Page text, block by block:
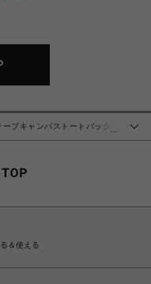
ープキャンバストートバッグ
＆使える